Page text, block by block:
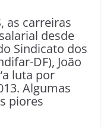
as carreiras
desde
Sindicato dos
DF), João
luta por
Algumas
piores